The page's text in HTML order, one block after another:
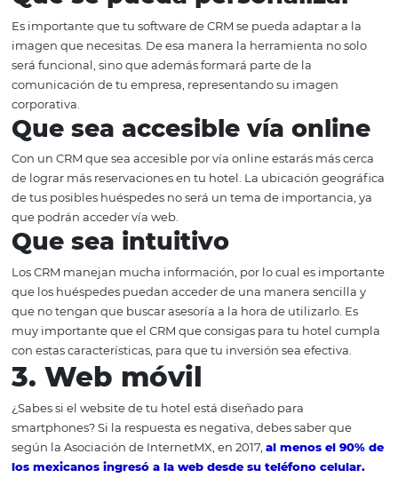
2. CRM
Por otro lado, los CRM, o Customer Relationship
funcionan para gestionar temas específicos de
interna o externa de tu hotel. Con el paso de los años se
convertido en una importante herramienta para los
hotel, porque su función es almacenar todas las
que suceden con los huéspedes y también entre los
de la empresa. Claro, para que un CRM sea efectivo
con ciertas características.
Que se pueda
Es importante que tu software de CRM se pueda
imagen que necesitas. De esa manera la herramienta
será funcional, sino que además formará parte de la
comunicación de tu empresa, representando su imagen
corporativa.
Que sea accesible vía
Con un CRM que sea accesible por vía online estarás
de lograr más reservaciones en tu hotel. La ubicación